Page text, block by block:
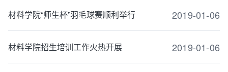
材料学院“师生杯”羽毛球赛顺利举行 2019-01-06
材料学院招生培训工作火热开展 2019-01-06